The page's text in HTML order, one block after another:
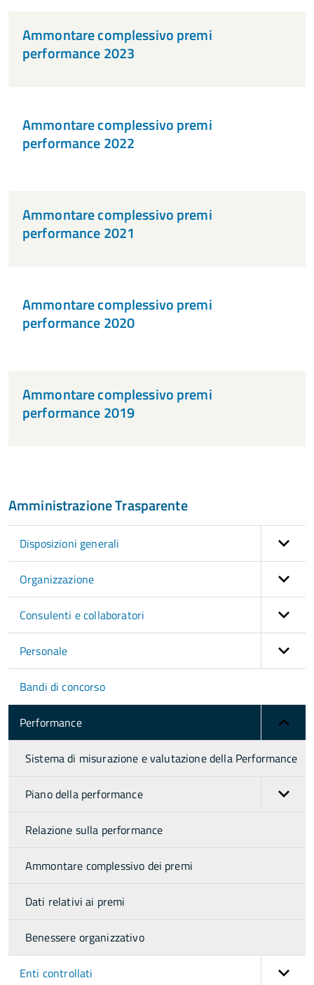
Ammontare complessivo premi
performance 2023
Ammontare complessivo premi
performance 2022
Ammontare complessivo premi
performance 2021
Ammontare complessivo premi
performance 2020
Ammontare complessivo premi
performance 2019
Amministrazione Trasparente
Disposizioni generali
Organizzazione
Consulenti e collaboratori
Personale
Bandi di concorso
Performance
Sistema di misurazione e valutazione della Performance
Piano della performance
Relazione sulla performance
Ammontare complessivo dei premi
Dati relativi ai premi
Benessere organizzativo
Enti controllati